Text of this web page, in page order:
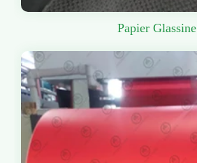
Papier Glassine